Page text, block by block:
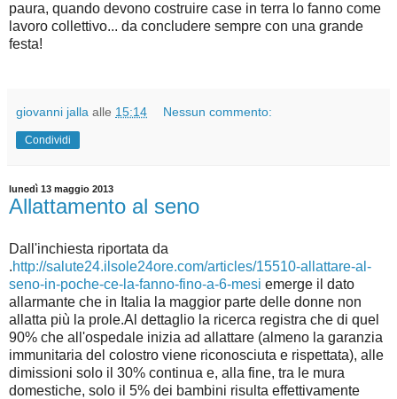
paura, quando devono costruire case in terra lo fanno come
lavoro collettivo... da concludere sempre con una grande
festa!
giovanni jalla alle 15:14 Nessun commento:
Condividi
lunedì 13 maggio 2013
Allattamento al seno
Dall'inchiesta riportata da
.http://salute24.ilsole24ore.com/articles/15510-allattare-al-
seno-in-poche-ce-la-fanno-fino-a-6-mesi emerge il dato
allarmante che in Italia la maggior parte delle donne non
allatta più la prole.Al dettaglio la ricerca registra che di quel
90% che all'ospedale inizia ad allattare (almeno la garanzia
immunitaria del colostro viene riconosciuta e rispettata), alle
dimissioni solo il 30% continua e, alla fine, tra le mura
domestiche, solo il 5% dei bambini risulta effettivamente